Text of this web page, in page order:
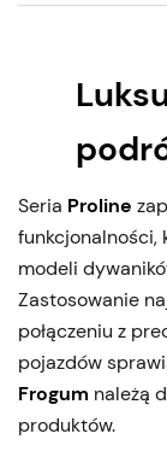
Seria Proline
funkcjonalności,
modeli
Zastosowanie
połączeniu z
pojazdów
Frogum należą
produktów.